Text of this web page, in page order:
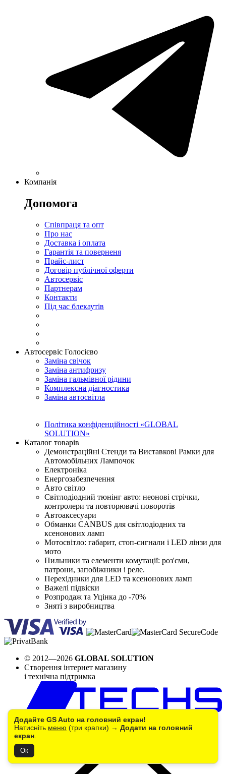
Додайте GS Auto на головний екран!
Натисніть меню (три крапки) → Додати на головний
екран
Ок
Компанія
Допомога
Співпраця та опт
Про нас
Доставка і оплата
Гарантія та поверненя
Прайс-лист
Договір публічної оферти
Автосервіс
Партнерам
Контакти
Під час блекаутів
Автосервіс Голосієво
Заміна свічок
Заміна антифризу
Заміна гальмівної рідини
Комплексна діагностика
Заміна автосвітла
Політика конфіденційності «GLOBAL
SOLUTION»
Каталог товарів
Демонстраційні Стенди та Виставкові Рамки для
Автомобільних Лампочок
Електроніка
Енергозабезпечення
Авто світло
Світлодіодний тюнінг авто: неонові стрічки,
контролери та повторювачі поворотів
Автоаксесуари
Обманки CANBUS для світлодіодних та
ксенонових ламп
Мотосвітло: габарит, стоп-сигнали і LED лінзи для
мото
Пильники та елементи комутації: роз'єми,
патрони, запобіжники і реле.
Перехідники для LED та ксенонових ламп
Важелі підвіски
Розпродаж та Уцінка до -70%
Зняті з виробництва
© 2012—2026 GLOBAL SOLUTION
Створення інтернет магазину
і технічна підтримка